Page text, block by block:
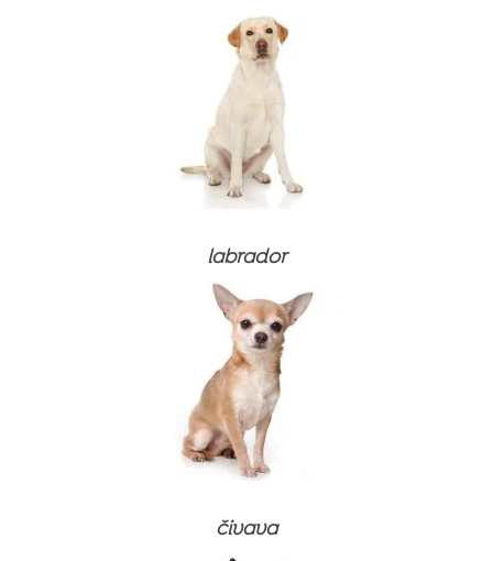
Mokré krmivá (konzervy)
Výživové doplnky a vitamíny
Produkty na starostlivosť
⚽ FUTBALOVÝ BALÍK
Omáčky na suché krmivo
Mokré krmivá (konzervy)
Dentálne produkty
Výživové doplnky a vitamíny
⚽ FUTBALOVÝ BALÍK
Omáčky na suché krmivo
Mokré krmivá (konzervy)
Produkty na starostlivosť
Omáčky na suché krmivo
Mokré krmivá (konzervy)
Pochúťky
Suché krmivá
Mokré krmivá
Podstielky pre mačky
labrador
čivava